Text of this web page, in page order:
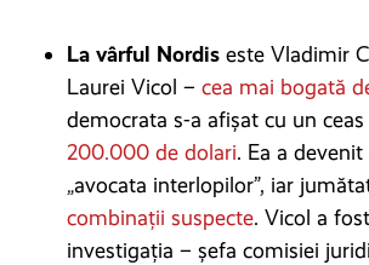
La vârful Nordis este Vladimir
Laurei Vicol – cea mai bogată
democrata s-a afișat cu un
200.000 de dolari. Ea a
„avocata interlopilor”, iar
combinații suspecte. Vicol a
investigația – șefa comisiei